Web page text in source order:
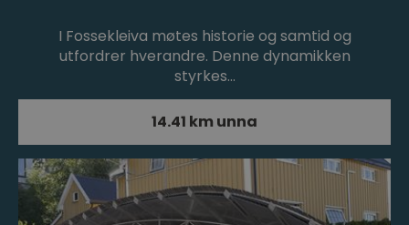
I Fossekleiva møtes historie og samtid og
utfordrer hverandre. Denne dynamikken
styrkes…
14.41 km unna